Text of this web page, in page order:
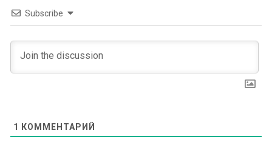
Subscribe
1 КОММЕНТАРИЙ